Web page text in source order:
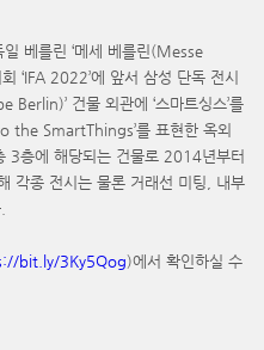
베를린 ‘메세 베를린(Messe
‘IFA 2022’에 앞서 삼성 단독 전시
Berlin)’ 건물 외관에 ‘스마트싱스’를
the SmartThings’를 표현한 옥외
3층에 해당되는 건물로 2014년부터
각종 전시는 물론 거래선 미팅, 내부
bit.ly/3Ky5Qog)에서 확인하실 수